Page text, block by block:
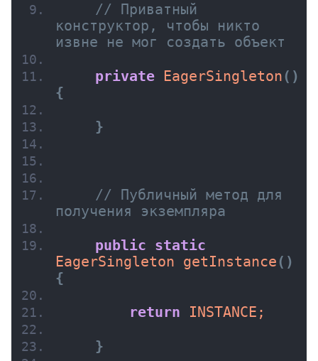
// Приватный
конструктор, чтобы никто
извне не мог создать объект
private EagerSingleton ( )
{
}
// Публичный метод для
получения экземпляра
public
static
EagerSingleton getInstance ( )
{
return INSTANCE;
}